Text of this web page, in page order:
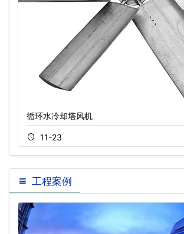
循环水冷却塔风机
11-23
工程案例